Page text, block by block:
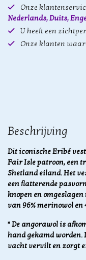
Onze
Nederlands, Duits,
U heeft een
Onze klanten
Beschrijving
Dit iconische Eribé
Fair Isle patroon, een
Shetland eiland. Het
een flatterende
knopen en
van 96% merinowol en
* De angorawol is
hand gekamd worden.
vacht vervilt en zorgt